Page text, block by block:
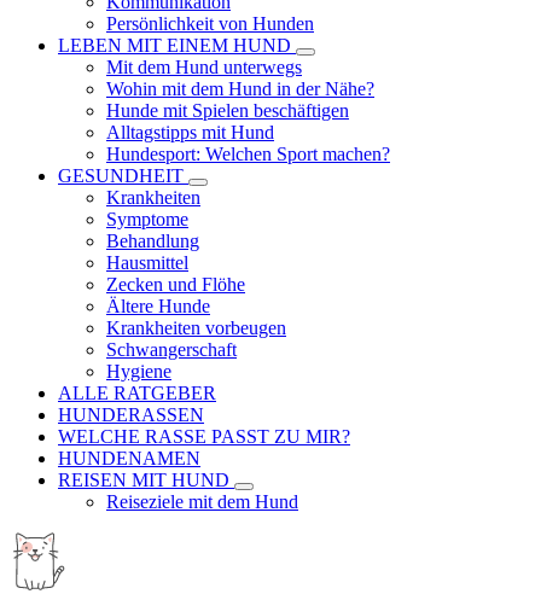
Persönlichkeit von Hunden
LEBEN MIT EINEM HUND
Mit dem Hund unterwegs
Wohin mit dem Hund in der Nähe?
Hunde mit Spielen beschäftigen
Alltagstipps mit Hund
Hundesport: Welchen Sport machen?
GESUNDHEIT
Krankheiten
Symptome
Behandlung
Hausmittel
Zecken und Flöhe
Ältere Hunde
Krankheiten vorbeugen
Schwangerschaft
Hygiene
ALLE RATGEBER
HUNDERASSEN
WELCHE RASSE PASST ZU MIR?
HUNDENAMEN
REISEN MIT HUND
Reiseziele mit dem Hund